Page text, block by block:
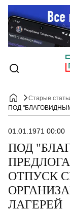
Старые
01.01.1971 00:00
ПОД
ОТПУСК
ЛАГЕРЕЙ